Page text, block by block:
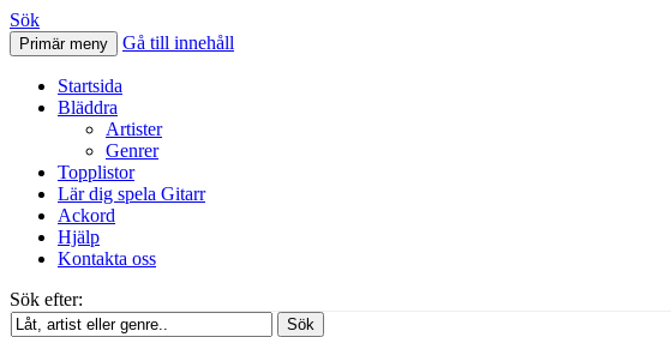
Svenskatabs.se
Sök
Primär meny Gå till innehåll
Startsida
Bläddra
Artister
Genrer
Topplistor
Lär dig spela Gitarr
Ackord
Hjälp
Kontakta oss
Sök efter:
Sök